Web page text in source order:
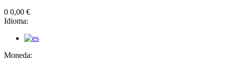
0 0,00 €
Idioma:
Moneda: